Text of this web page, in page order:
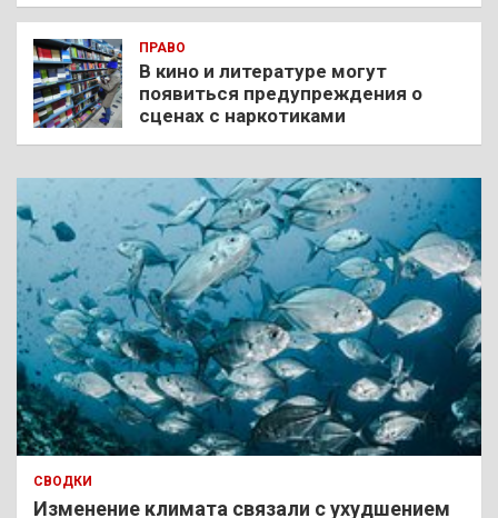
ПРАВО
В кино и литературе могут
появиться предупреждения о
сценах с наркотиками
СВОДКИ
Изменение климата связали с ухудшением